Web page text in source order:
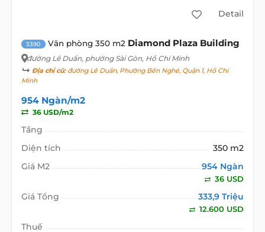
Detail
3390 Văn phòng 350 m2 Diamond Plaza Building
đường Lê Duẩn, phường Sài Gòn, Hồ Chí Minh
Địa chỉ cũ:đường Lê Duẩn, Phường Bến Nghé, Quận 1, Hồ Chí
Minh
954 Ngàn/m2
36 USD/m2
Tầng
Diện tích
350 m2
Giá M2
954 Ngàn
36 USD
Giá Tổng 333,9 Triệu
12.600 USD
Thuế